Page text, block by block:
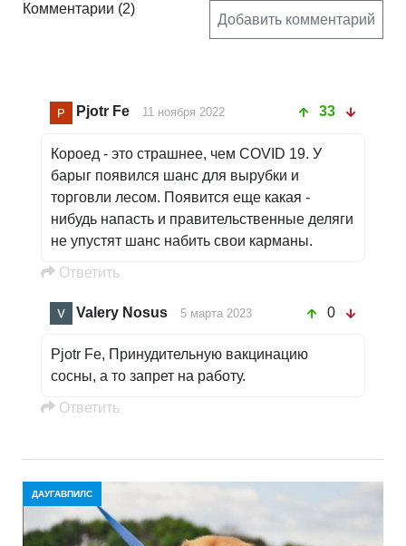
Комментарии (2)
Добавить комментарий
Pjotr Fe 11 ноября 2022 33
Короед - это страшнее, чем COVID 19. У
барыг появился шанс для вырубки и
торговли лесом. Появится еще какая -
нибудь напасть и правительственные деляги
не упустят шанс набить свои карманы.
Oтветить
Valery Nosus 5 марта 2023 0
Pjotr Fe, Принудительную вакцинацию
сосны, а то запрет на работу.
Oтветить
ДАУГАВПИЛС